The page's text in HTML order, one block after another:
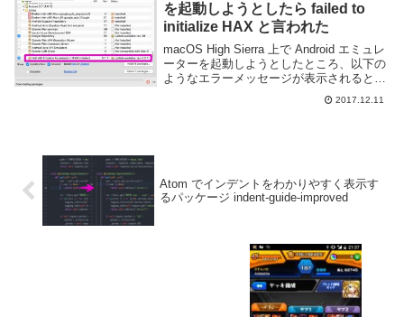
を起動しようとしたら failed to
initialize HAX と言われた
macOS High Sierra 上で Android エミュレ
ーターを起動しようとしたところ、以下の
ようなエラーメッセージが表示されると共
らかの問題が起きているように見える。グ
2017.12.11
Atom でインデントをわかりやすく表示す
るパッケージ indent-guide-improved